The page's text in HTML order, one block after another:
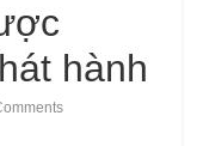
hành